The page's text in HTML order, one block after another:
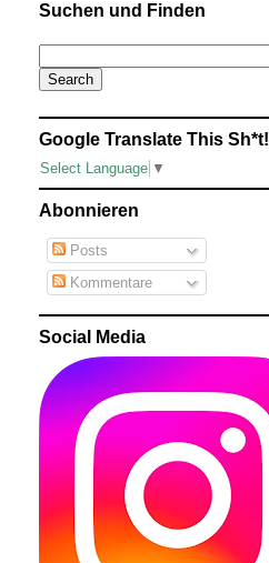
Suchen und Finden
Google Translate This Sh*t!
Select Language ▼
Abonnieren
Posts
Kommentare
Social Media